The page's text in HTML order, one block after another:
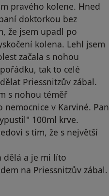
pravého kolene. Hned
doktorkou bez
že jsem upadl po
kolena. Lehl jsem
začala s nohou
tak to celé
Priessnitzův zábal.
s nohou téměř
v Karviné. Pan
100ml krve.
s tím, že s největší
dělá a je mi líto
na Priessnitzův zábal.